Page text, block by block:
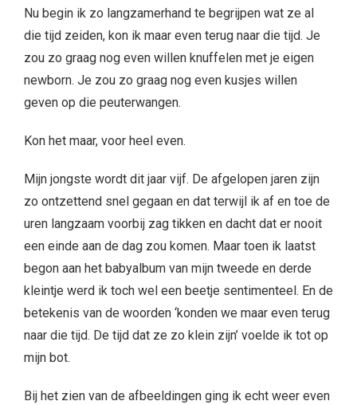
Nu begin ik zo langzamerhand te begrijpen wat ze al
die tijd zeiden, kon ik maar even terug naar die tijd. Je
zou zo graag nog even willen knuffelen met je eigen
newborn. Je zou zo graag nog even kusjes willen
geven op die peuterwangen.
Kon het maar, voor heel even.
Mijn jongste wordt dit jaar vijf. De afgelopen jaren zijn
zo ontzettend snel gegaan en dat terwijl ik af en toe de
uren langzaam voorbij zag tikken en dacht dat er nooit
een einde aan de dag zou komen. Maar toen ik laatst
begon aan het babyalbum van mijn tweede en derde
kleintje werd ik toch wel een beetje sentimenteel. En de
betekenis van de woorden ‘konden we maar even terug
naar die tijd. De tijd dat ze zo klein zijn’ voelde ik tot op
mijn bot.
Bij het zien van de afbeeldingen ging ik echt weer even